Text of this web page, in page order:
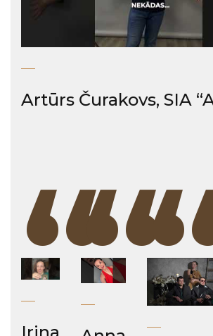
Artūrs Čurakovs, SIA
““